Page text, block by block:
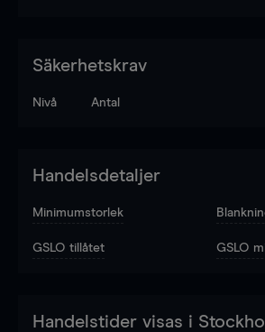
Säkerhetskrav
Nivå Antal
Handelsdetaljer
Minimumstorlek
GSLO tillåtet GSLO
Handelstider visas i